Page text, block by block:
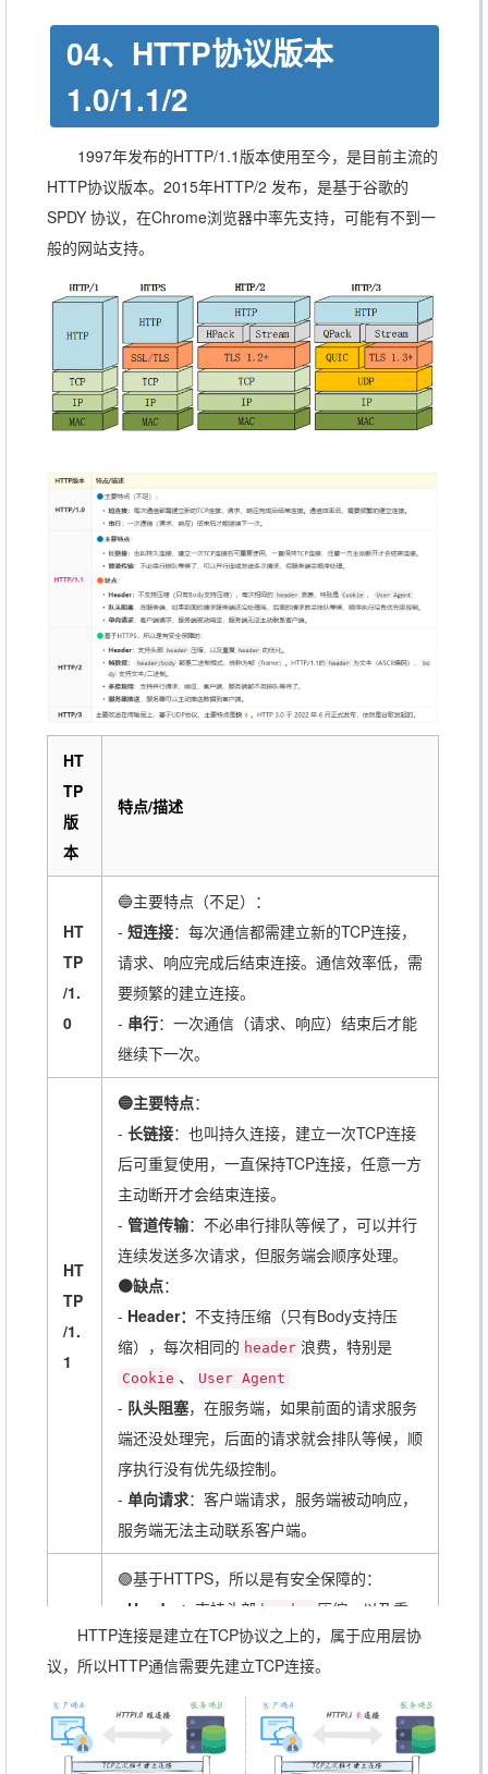
04、HTTP协议版本
1.0/1.1/2
1997年发布的HTTP/1.1版本使用至今，是目前主流的
HTTP协议版本。2015年HTTP/2 发布，是基于谷歌的
SPDY 协议，在Chrome浏览器中率先支持，可能有不到一
般的网站支持。
HT
TP
版
本
特点/描述
HT
TP
/1.
0
🔵主要特点（不足）：
- 短连接：每次通信都需建立新的TCP连接，
请求、响应完成后结束连接。通信效率低，需
要频繁的建立连接。
- 串行：一次通信（请求、响应）结束后才能
继续下一次。
HT
TP
/1.
1
🔵主要特点：
- 长链接：也叫持久连接，建立一次TCP连接
后可重复使用，一直保持TCP连接，任意一方
主动断开才会结束连接。
- 管道传输：不必串行排队等候了，可以并行
连续发送多次请求，但服务端会顺序处理。
🟠缺点：
- Header： 不支持压缩（只有Body支持压
缩），每次相同的 header 浪费，特别是
Cookie 、 User Agent
- 队头阻塞，在服务端，如果前面的请求服务
端还没处理完，后面的请求就会排队等候，顺
序执行没有优先级控制。
- 单向请求：客户端请求，服务端被动响应，
服务端无法主动联系客户端。
HT
TP
/2
🟢基于HTTPS，所以是有安全保障的：
Header ：支持头部 header
压缩，以及重
复 header 的优化。
-帧数据： header/body 都是二进制格式，
统称为帧（frame）。HTTP/1.1的
header 为
文本（ASCII编码），
body
支持文本/二进
制。
HTTP连接是建立在TCP协议之上的，属于应用层协
议，所以HTTP通信需要先建立TCP连接。